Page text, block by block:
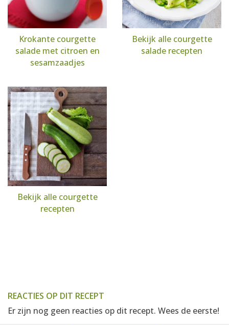
Krokante courgette
salade met citroen en
sesamzaadjes
Bekijk alle courgette
salade recepten
Bekijk alle courgette
recepten
REACTIES OP DIT RECEPT
Er zijn nog geen reacties op dit recept. Wees de eerste!